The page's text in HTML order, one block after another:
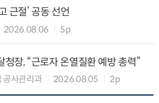
근절’ 공동 선언
2026.08.06 5p
장, “근로자 온열질환 예방 총력”
공사관리과 2026.08.05 2p